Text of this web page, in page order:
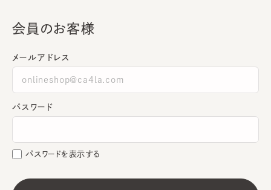
会員のお客様
メールアドレス
パスワード
パスワードを表示する